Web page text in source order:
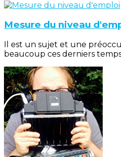
Mesure du niveau
Il est un sujet et une
beaucoup ces derniers